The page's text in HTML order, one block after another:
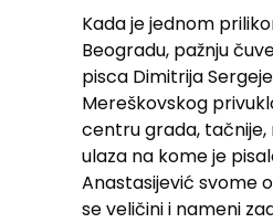
Kada je jednom
Beogradu, pažnju
pisca Dimitrija
Mereškovskog
centru grada, tačnije,
ulaza na kome je
Anastasijević svome
se veličini i nameni